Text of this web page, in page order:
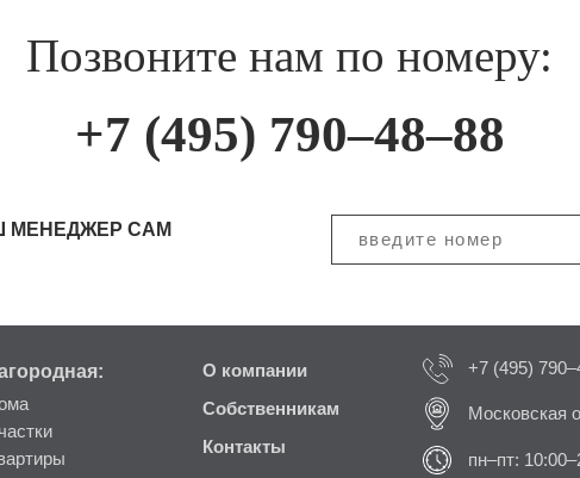
Позвоните нам по номеру:
+7 (495) 790–48–88
МЕНЕДЖЕР САМ
О компании
Собственникам
Контакты
+7 (495)
Московская
пн–пт: